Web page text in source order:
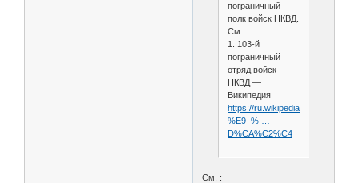
пограничный
полк войск НКВД.
См. :
1. 103-й
пограничный
отряд войск
НКВД —
Википедия
https://ru.wikipedia.org/wiki/103-
%E9_% …
D%CA%C2%C4
См. :